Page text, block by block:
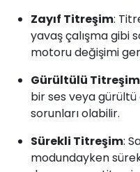
Zayıf Titreşim:
yavaş çalışma gibi
motoru değişimi
Gürültülü Titreşim
bir ses veya
sorunları olabilir.
Sürekli Titreşim:
modundayken